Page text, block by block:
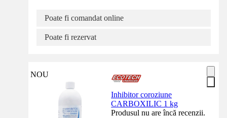
Poate fi comandat online
Poate fi rezervat
NOU
Inhibitor coroziune
CARBOXILIC 1 kg
Produsul nu are încă recenzii.